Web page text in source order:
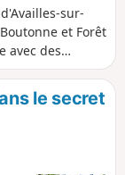
sur-
et Forêt
avec des
et de
de Chizé àle secret